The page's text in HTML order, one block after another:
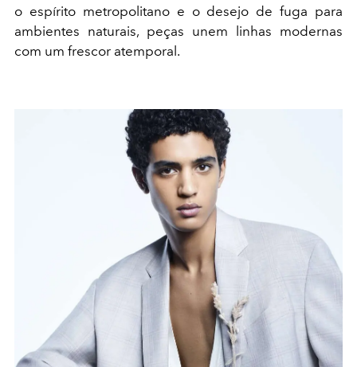
o espírito metropolitano e o desejo de fuga para
ambientes naturais, peças unem linhas modernas
com um frescor atemporal.